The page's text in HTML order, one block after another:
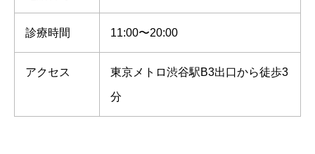
診療時間 11:00〜20:00
アクセス 東京メトロ渋谷駅B3出口から徒歩3
分